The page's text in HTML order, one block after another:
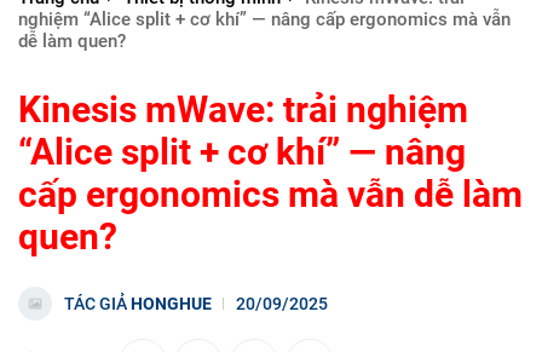
nghiệm “Alice split + cơ khí” — nâng cấp ergonomics mà vẫn
dễ làm quen?
Kinesis mWave: trải nghiệm
“Alice split + cơ khí” — nâng
cấp ergonomics mà vẫn dễ làm
quen?
TÁC GIẢHONGHUE 20/09/2025